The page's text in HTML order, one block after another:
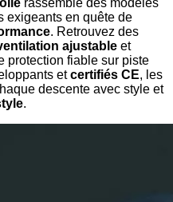
exigeants en quête de
. Retrouvez des
ajustable et
protection fiable sur piste
etcertifiés CE, les
descente avec style et
.